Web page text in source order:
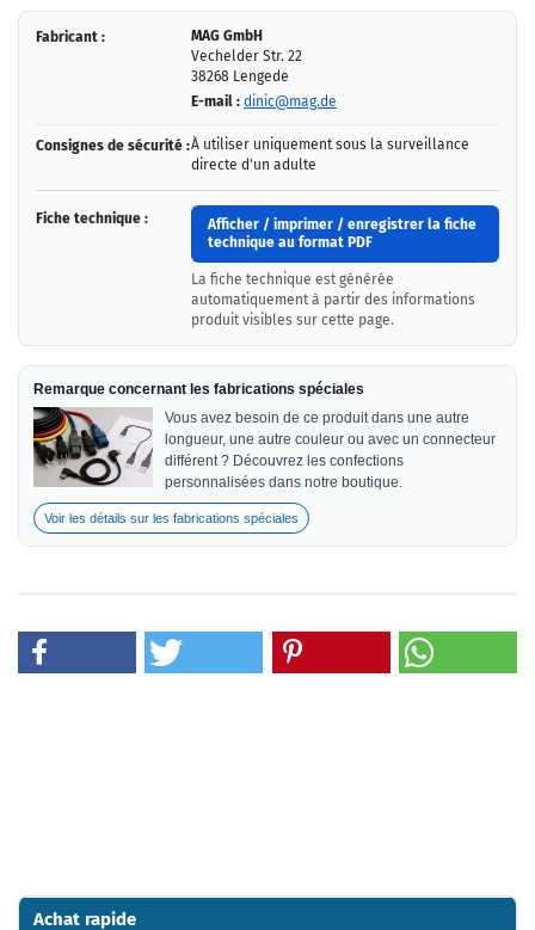
Fabricant :
MAG GmbH
Vechelder Str. 22
38268 Lengede
E-mail : dinic@mag.de
Consignes de sécurité :À utiliser uniquement sous la surveillance
directe d'un adulte
Fiche technique :
Afficher / imprimer / enregistrer la fiche
technique au format PDF
La fiche technique est générée
automatiquement à partir des informations
produit visibles sur cette page.
Remarque concernant les fabrications spéciales
Vous avez besoin de ce produit dans une autre
longueur, une autre couleur ou avec un connecteur
différent ? Découvrez les confections
personnalisées dans notre boutique.
Voir les détails sur les fabrications spéciales
Achat rapide